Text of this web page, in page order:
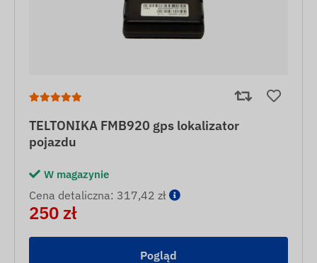
TELTONIKA FMB920 gps lokalizator
pojazdu
W magazynie
Cena detaliczna: 317,42 zł
250 zł
Pogląd